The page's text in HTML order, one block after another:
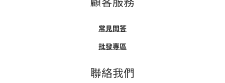
常見問答
批發專區
聯絡我們